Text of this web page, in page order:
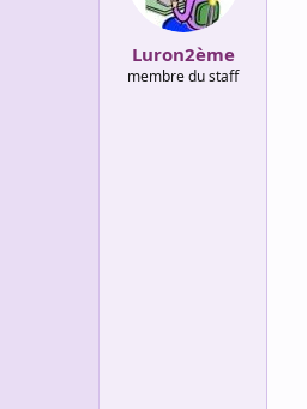
Luron2ème
membre du staff